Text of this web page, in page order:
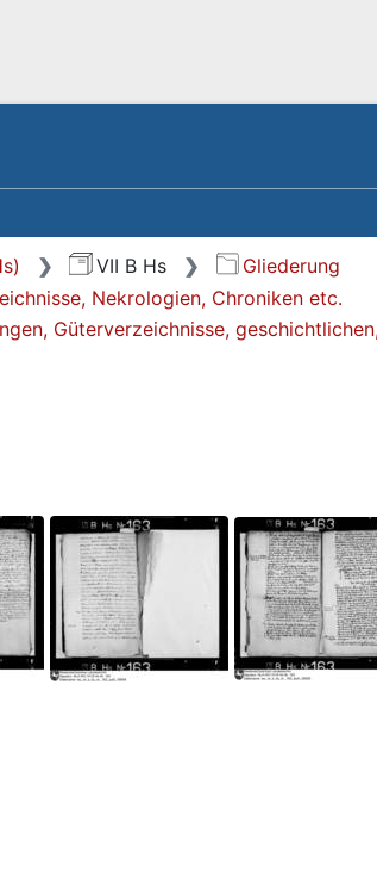
VII B Hs
Gliederung
Nekrologien, Chroniken etc.
Güterverzeichnisse,